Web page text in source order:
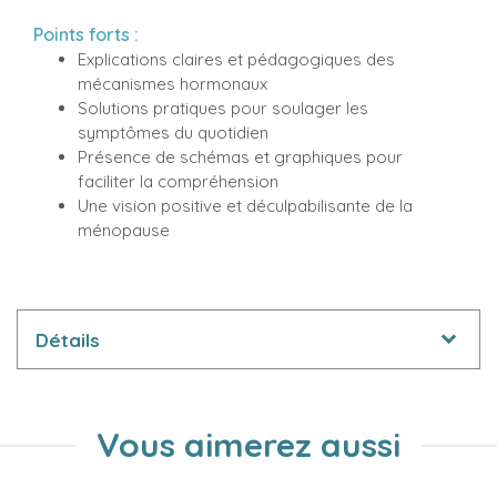
Points forts :
Explications claires et pédagogiques des
mécanismes hormonaux
Solutions pratiques pour soulager les
symptômes du quotidien
Présence de schémas et graphiques pour
faciliter la compréhension
Une vision positive et déculpabilisante de la
ménopause
Détails
Vous aimerez aussi